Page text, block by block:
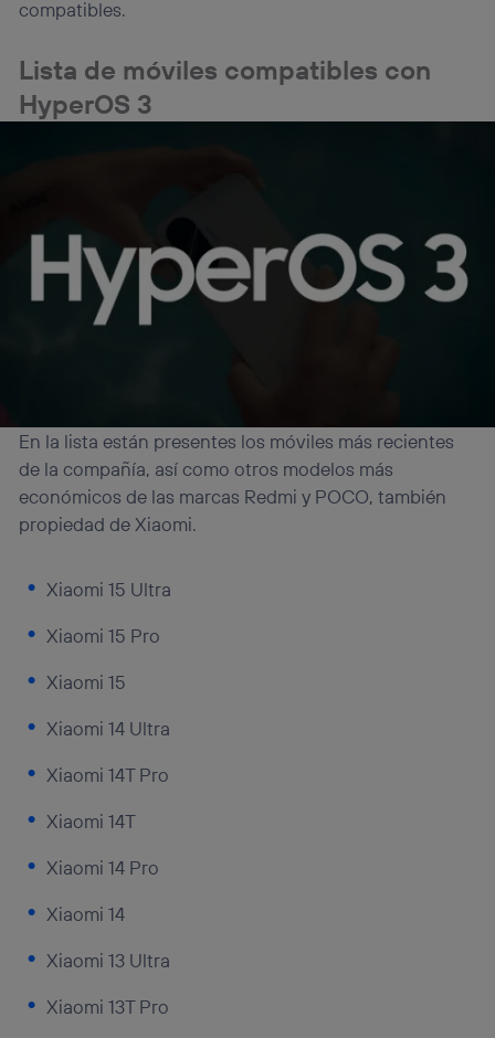
compatibles.
Lista de móviles compatibles con
HyperOS 3
En la lista están presentes los móviles más recientes
de la compañía, así como otros modelos más
económicos de las marcas Redmi y POCO, también
propiedad de Xiaomi.
Xiaomi 15 Ultra
Xiaomi 15 Pro
Xiaomi 15
Xiaomi 14 Ultra
Xiaomi 14T Pro
Xiaomi 14T
Xiaomi 14 Pro
Xiaomi 14
Xiaomi 13 Ultra
Xiaomi 13T Pro